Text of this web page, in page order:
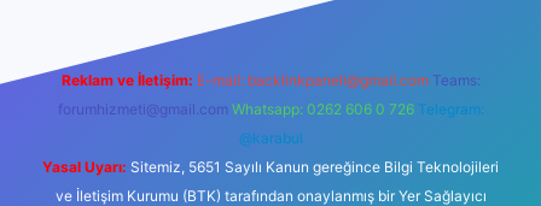
Reklam ve İletişim: E-mail: backlinkpaneli@gmail.com Teams:
forumhizmeti@gmail.com Whatsapp: 0262 606 0 726 Telegram:
@karabul
Yasal Uyarı: Sitemiz, 5651 Sayılı Kanun gereğince Bilgi Teknolojileri
ve İletişim Kurumu (BTK) tarafından onaylanmış bir Yer Sağlayıcı